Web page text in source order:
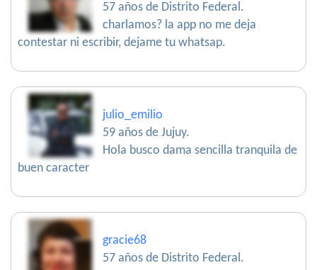
57 años de Distrito Federal.
charlamos? la app no me deja
contestar ni escribir, dejame tu whatsap.
julio_emilio
59 años de Jujuy.
Hola busco dama sencilla tranquila de
buen caracter
gracie68
57 años de Distrito Federal.